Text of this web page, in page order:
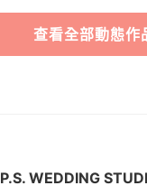
P.S. WEDDING
查看全部動態作